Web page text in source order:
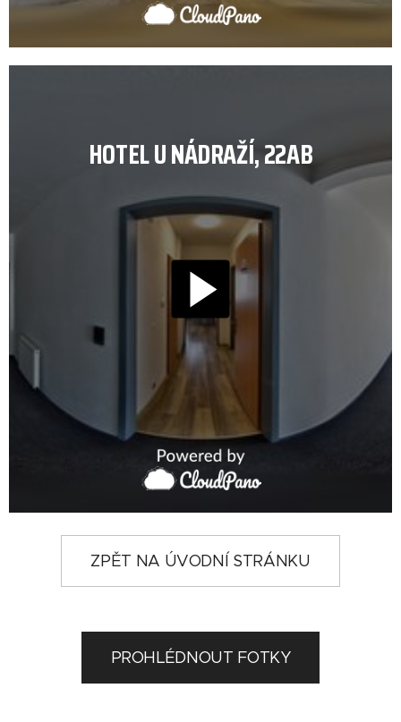
HOTEL U NÁDRAŽÍ, 22AB
ZPĚT NA ÚVODNÍ STRÁNKU
PROHLÉDNOUT FOTKY